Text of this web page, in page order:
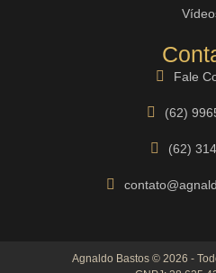
Fale
(62)
(62)
Agnaldo Bastos © 2026 -